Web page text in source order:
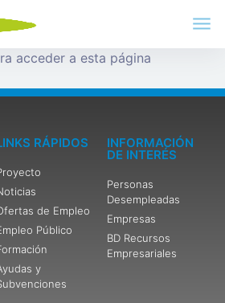
acceder a esta página
RÁPIDOS
de Empleo
Público
y
INFORMACIÓN
DE INTERÉS
Personas
Desempleadas
Empresas
BD Recursos
Empresariales